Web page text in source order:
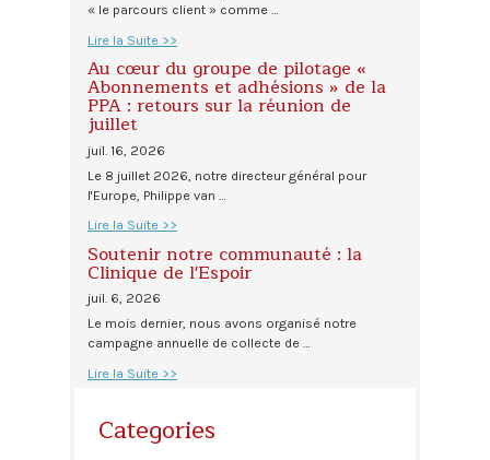
« le parcours client » comme …
Lire la Suite >>
Au cœur du groupe de pilotage «
Abonnements et adhésions » de la
PPA : retours sur la réunion de
juillet
juil. 16, 2026
Le 8 juillet 2026, notre directeur général pour
l'Europe, Philippe van …
Lire la Suite >>
Soutenir notre communauté : la
Clinique de l'Espoir
juil. 6, 2026
Le mois dernier, nous avons organisé notre
campagne annuelle de collecte de …
Lire la Suite >>
Categories